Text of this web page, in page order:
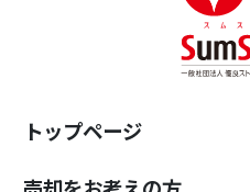
トップページ